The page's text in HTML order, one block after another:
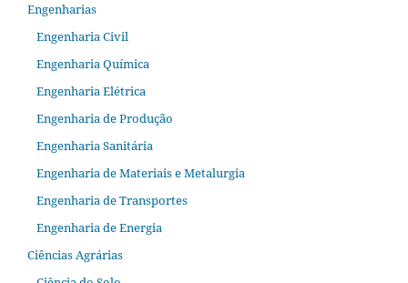
Engenharias
Engenharia Civil
Engenharia Química
Engenharia Elétrica
Engenharia de Produção
Engenharia Sanitária
Engenharia de Materiais e Metalurgia
Engenharia de Transportes
Engenharia de Energia
Ciências Agrárias